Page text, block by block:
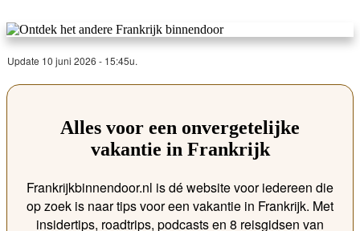
Update 10 juni 2026 - 15:45u.
Alles voor een onvergetelijke
vakantie in Frankrijk
Frankrijkbinnendoor.nl is dé website voor iedereen die
op zoek is naar tips voor een vakantie in Frankrijk. Met
insidertips, roadtrips, podcasts en 8 reisgidsen van